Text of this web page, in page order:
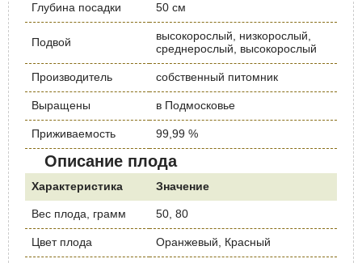
Глубина посадки 50 см
Подвой
высокорослый, низкорослый,
среднерослый, высокорослый
Производитель собственный питомник
Выращены в Подмосковье
Приживаемость 99,99 %
Описание плода
Характеристика Значение
Вес плода, грамм 50, 80
Цвет плода Оранжевый, Красный